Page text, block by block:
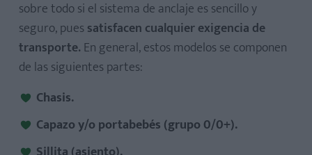
sobre todo si el sistema de anclaje es sencillo y
seguro, pues satisfacen cualquier exigencia de
transporte. En general, estos modelos se componen
de las siguientes partes:
Chasis.
Capazo y/o portabebés (grupo 0/0+).